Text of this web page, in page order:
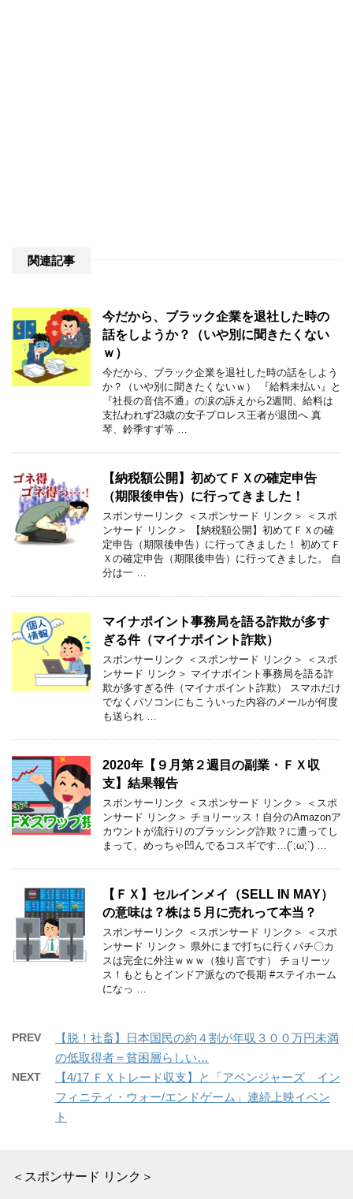
関連記事
今だから、ブラック企業を退社した時の
話をしようか？（いや別に聞きたくない
ｗ）
今だから、ブラック企業を退社した時の話をしよう
か？（いや別に聞きたくないｗ） 『給料未払い』と
『社長の音信不通』の涙の訴えから2週間、給料は
支払われず23歳の女子プロレス王者が退団へ 真
琴、鈴季すず等 …
【納税額公開】初めてＦＸの確定申告
（期限後申告）に行ってきました！
スポンサーリンク ＜スポンサード リンク＞ ＜スポ
ンサード リンク＞ 【納税額公開】初めてＦＸの確
定申告（期限後申告）に行ってきました！ 初めてＦ
Ｘの確定申告（期限後申告）に行ってきました。 自
分は一 …
マイナポイント事務局を語る詐欺が多す
ぎる件（マイナポイント詐欺）
スポンサーリンク ＜スポンサード リンク＞ ＜スポ
ンサード リンク＞ マイナポイント事務局を語る詐
欺が多すぎる件（マイナポイント詐欺） スマホだけ
でなくパソコンにもこういった内容のメールが何度
も送られ …
2020年【９月第２週目の副業・ＦＸ収
支】結果報告
スポンサーリンク ＜スポンサード リンク＞ ＜スポ
ンサード リンク＞ チョリーッス！自分のAmazonア
カウントが流行りのブラッシング詐欺？に遭ってし
まって、めっちゃ凹んでるコスギです…(´;ω;`) …
【ＦＸ】セルインメイ（SELL IN MAY）
の意味は？株は５月に売れって本当？
スポンサーリンク ＜スポンサード リンク＞ ＜スポ
ンサード リンク＞ 県外にまで打ちに行くパチ〇カ
スは完全に外注ｗｗｗ（独り言です） チョリーッ
ス！もともとインドア派なので長期 #ステイホーム
になっ …
PREV
【脱！社畜】日本国民の約４割が年収３００万円未満
の低取得者＝貧困層らしい…
NEXT
【4/17 ＦＸトレード収支】と「アベンジャーズ イン
フィニティ・ウォー/エンドゲーム」連続上映イベン
ト
＜スポンサード リンク＞